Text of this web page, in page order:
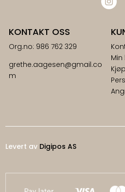
KONTAKT OSS
Org.no: 986 762 329
grethe.aagesen@gmail.co
m
Levert av Digipos AS